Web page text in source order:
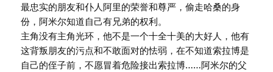
最忠实的朋友和仆人阿里的荣誉和尊严，偷走哈桑的身
份，阿米尔知道自己有兄弟的权利。
主角没有主角光环，他不是一个十全十美的大好人，他有
这背叛朋友的污点和不敢面对的怯弱，在不知道索拉博是
自己的侄子前，不愿冒着危险接出索拉博……阿米尔的父